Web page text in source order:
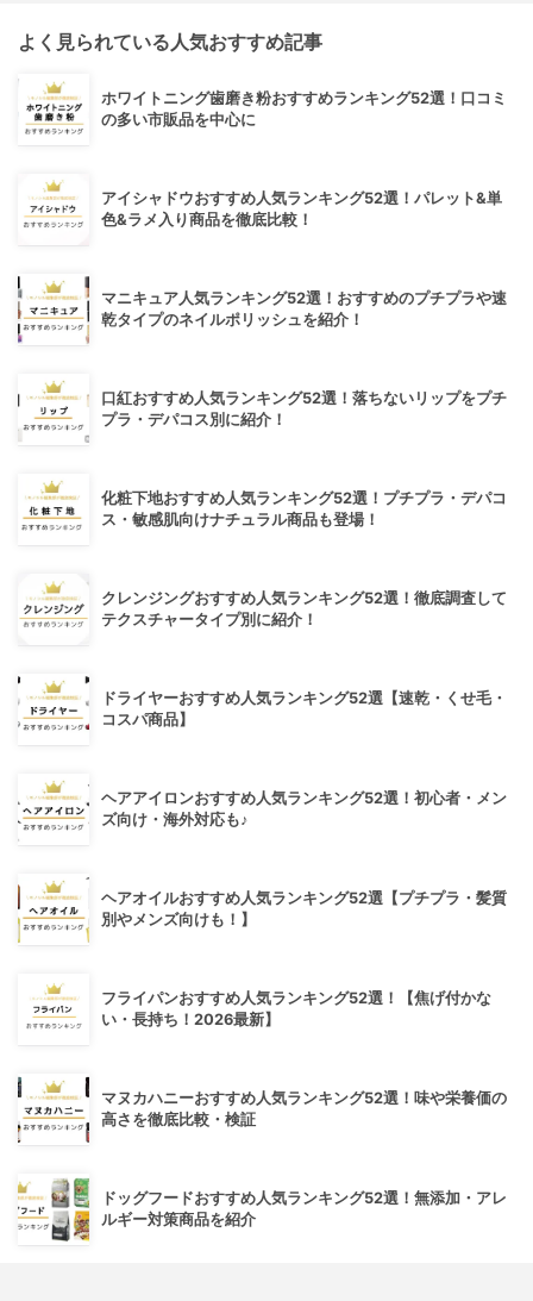
よく見られている人気おすすめ記事
ホワイトニング歯磨き粉おすすめランキング52選！口コミ
の多い市販品を中心に
アイシャドウおすすめ人気ランキング52選！パレット&単
色&ラメ入り商品を徹底比較！
マニキュア人気ランキング52選！おすすめのプチプラや速
乾タイプのネイルポリッシュを紹介！
口紅おすすめ人気ランキング52選！落ちないリップをプチ
プラ・デパコス別に紹介！
化粧下地おすすめ人気ランキング52選！プチプラ・デパコ
ス・敏感肌向けナチュラル商品も登場！
クレンジングおすすめ人気ランキング52選！徹底調査して
テクスチャータイプ別に紹介！
ドライヤーおすすめ人気ランキング52選【速乾・くせ毛・
コスパ商品】
ヘアアイロンおすすめ人気ランキング52選！初心者・メン
ズ向け・海外対応も♪
ヘアオイルおすすめ人気ランキング52選【プチプラ・髪質
別やメンズ向けも！】
フライパンおすすめ人気ランキング52選！【焦げ付かな
い・長持ち！2026最新】
マヌカハニーおすすめ人気ランキング52選！味や栄養価の
高さを徹底比較・検証
ドッグフードおすすめ人気ランキング52選！無添加・アレ
ルギー対策商品を紹介